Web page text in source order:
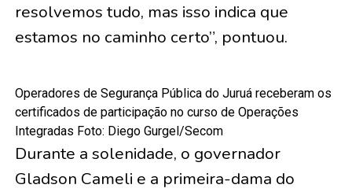
resolvemos tudo, mas isso indica que
estamos no caminho certo”, pontuou.
Operadores de Segurança Pública do Juruá receberam os
certificados de participação no curso de Operações
Integradas Foto: Diego Gurgel/Secom
Durante a solenidade, o governador
Gladson Cameli e a primeira-dama do